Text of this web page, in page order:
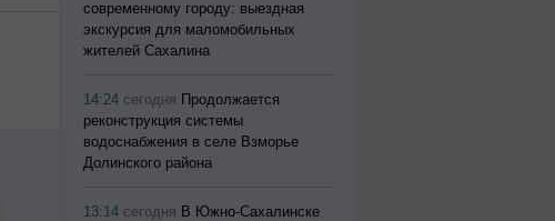
современному городу: выездная
экскурсия для маломобильных
жителей Сахалина
14:24 сегодня Продолжается
реконструкция системы
водоснабжения в селе Взморье
Долинского района
13:14 сегодня В Южно-Сахалинске